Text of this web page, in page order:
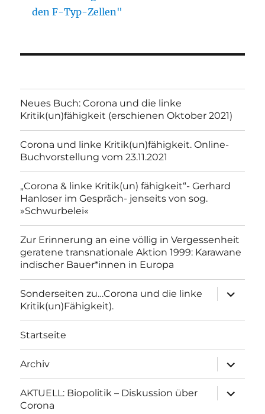
den F-Typ-Zellen"
Neues Buch: Corona und die linke
Kritik(un)fähigkeit (erschienen Oktober 2021)
Corona und linke Kritik(un)fähigkeit. Online-
Buchvorstellung vom 23.11.2021
„Corona & linke Kritik(un) fähigkeit“- Gerhard
Hanloser im Gespräch- jenseits von sog.
»Schwurbelei«
Zur Erinnerung an eine völlig in Vergessenheit
geratene transnationale Aktion 1999: Karawane
indischer Bauer*innen in Europa
Sonderseiten zu…Corona und die linke
Kritik(un)Fähigkeit).
anzeigen
Startseite
Archiv
anzeigen
AKTUELL: Biopolitik – Diskussion über
Corona
anzeigen